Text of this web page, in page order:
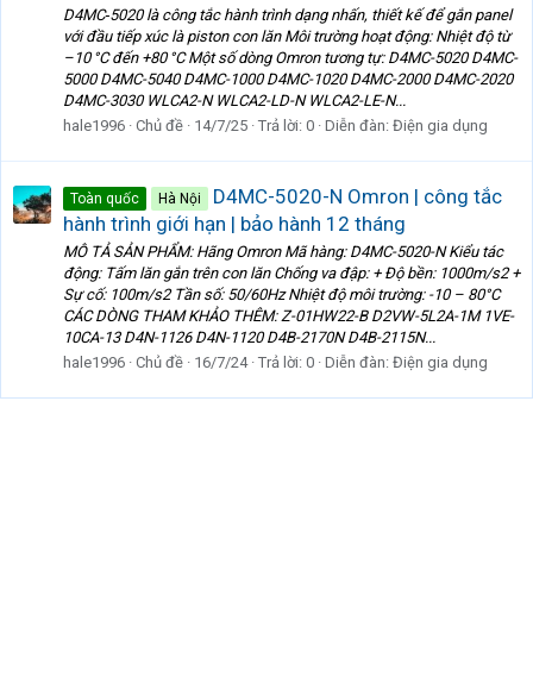
D4MC‑5020 là công tắc hành trình dạng nhấn, thiết kế để gắn panel
với đầu tiếp xúc là piston con lăn Môi trường hoạt động: Nhiệt độ từ
–10 °C đến +80 °C Một số dòng Omron tương tự: D4MC-5020 D4MC-
5000 D4MC-5040 D4MC-1000 D4MC-1020 D4MC-2000 D4MC-2020
D4MC-3030 WLCA2-N WLCA2-LD-N WLCA2-LE-N...
hale1996 Chủ đề 14/7/25 Trả lời: 0 Diễn đàn: Điện gia dụng
Toàn quốc Hà Nội
D4MC-5020-N Omron | công tắc
hành trình giới hạn | bảo hành 12 tháng
MÔ TẢ SẢN PHẨM: Hãng Omron Mã hàng: D4MC-5020-N Kiểu tác
động: Tấm lăn gắn trên con lăn Chống va đập: + Độ bền: 1000m/s2 +
Sự cố: 100m/s2 Tần số: 50/60Hz Nhiệt độ môi trường: -10 – 80°C
CÁC DÒNG THAM KHẢO THÊM: Z-01HW22-B D2VW-5L2A-1M 1VE-
10CA-13 D4N-1126 D4N-1120 D4B-2170N D4B-2115N...
hale1996 Chủ đề 16/7/24 Trả lời: 0 Diễn đàn: Điện gia dụng